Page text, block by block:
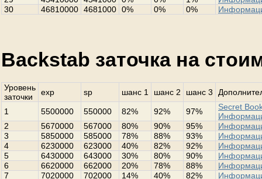
30
46810000 4681000 0% 0% 0%
Backstab заточка на
Уровень
заточки
exp sp шанс 1 шанс 2 шанс 3
1 5500000 550000 82% 92% 97%
Secret
2
5670000 567000 80% 90% 95%
3
5850000 585000 78% 88% 93%
4
6230000 623000 40% 82% 92%
5
6430000 643000 30% 80% 90%
6
6620000 662000 20% 78% 88%
7
7020000 702000 14% 40% 82%